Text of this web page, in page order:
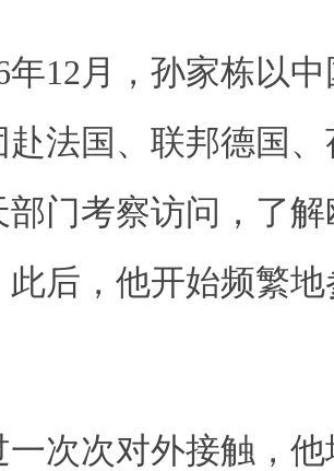
12月，孙家栋以中
赴法国、联邦德国
部门考察访问，了
此后，他开始频繁
次对外接触，他